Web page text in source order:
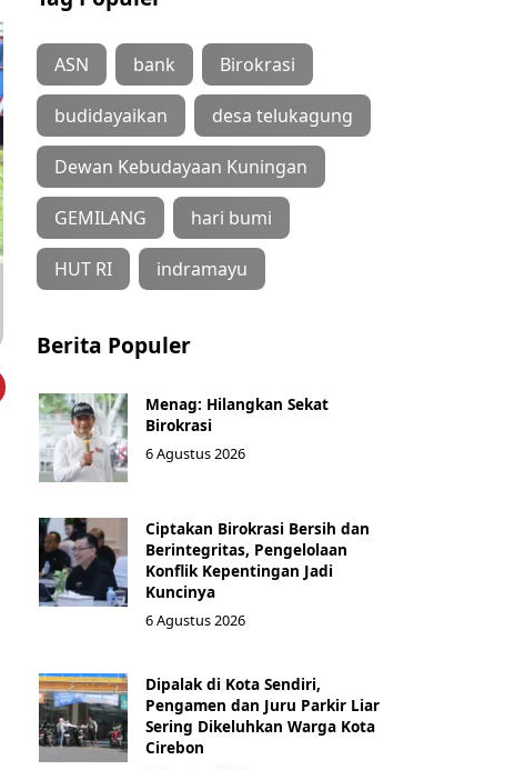
ASN bank Birokrasi
budidayaikan desa telukagung
Dewan Kebudayaan Kuningan
GEMILANG hari bumi
HUT RI indramayu
Berita Populer
Menag: Hilangkan Sekat
Birokrasi
6 Agustus 2026
Ciptakan Birokrasi Bersih dan
Berintegritas, Pengelolaan
Konflik Kepentingan Jadi
Kuncinya
6 Agustus 2026
Dipalak di Kota Sendiri,
Pengamen dan Juru Parkir Liar
Sering Dikeluhkan Warga Kota
Cirebon